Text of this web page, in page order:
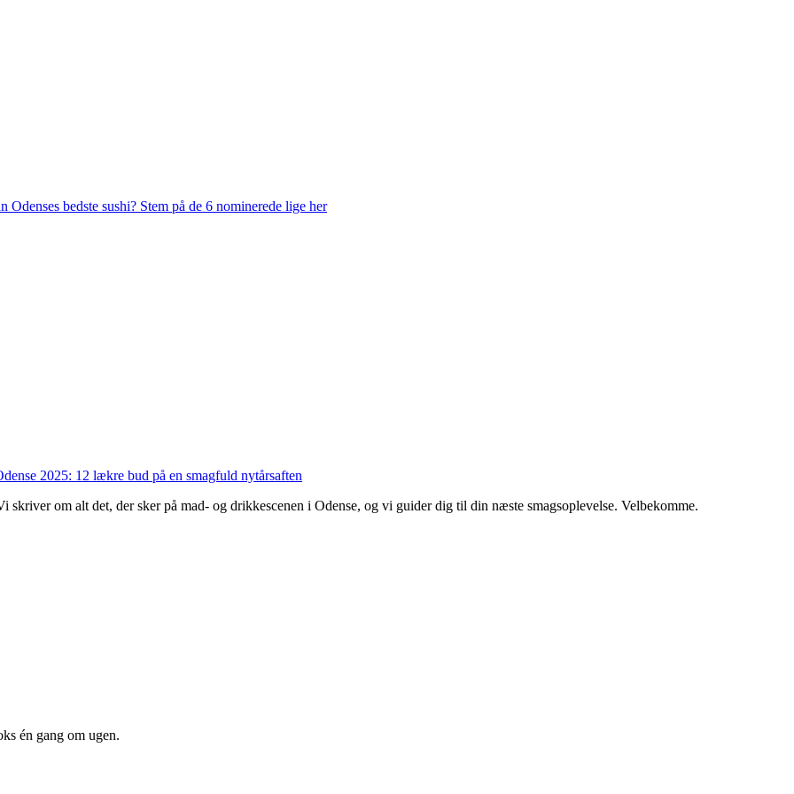
Odenses bedste sushi? Stem på de 6 nominerede lige her
2025: 12 lækre bud på en smagfuld nytårsaften
om alt det, der sker på mad- og drikkescenen i Odense, og vi guider dig til din næste smagsoplevelse. Velbekomme.
én gang om ugen.